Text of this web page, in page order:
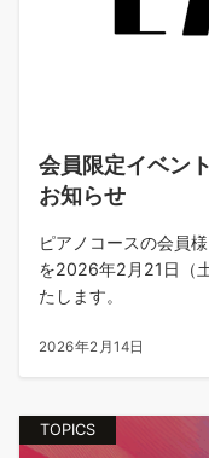
会員限定イベン
お知らせ
ピアノコースの会員
を2026年2月21日（
たします。
2026年2月14日
TOPICS